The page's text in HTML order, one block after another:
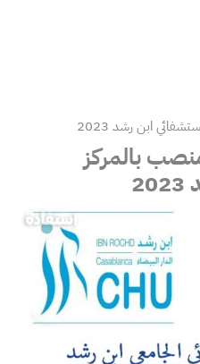
توظيف 47 منصب بالمركز